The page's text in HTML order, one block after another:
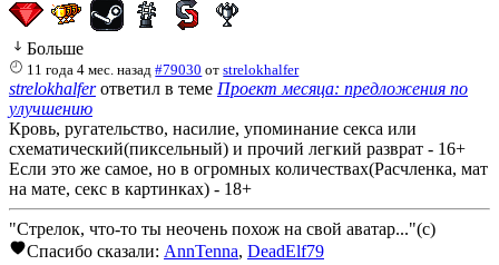
Больше
11 года 4 мес. назад #79030 отstrelokhalfer
strelokhalferответил в теме Проект месяца: предложения по
улучшению
Кровь, ругательство, насилие, упоминание секса или
схематический(пиксельный) и прочий легкий разврат - 16+
Если это же самое, но в огромных количествах(Расчленка, мат
на мате, секс в картинках) - 18+
"Стрелок, что-то ты неочень похож на свой аватар..."(с)
Спасибо сказали: AnnTenna, DeadElf79